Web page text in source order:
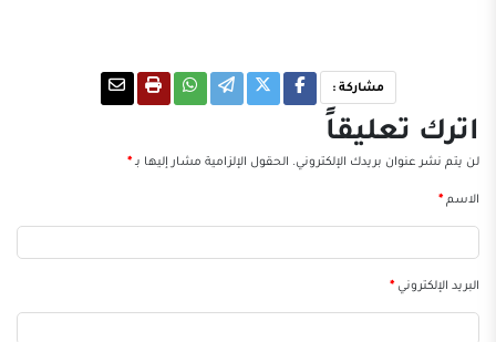
مشاركة :
اترك تعليقاً
لن يتم نشر عنوان بريدك الإلكتروني. الحقول الإلزامية مشار إليها بـ*
الاسم*
البريد الإلكتروني*